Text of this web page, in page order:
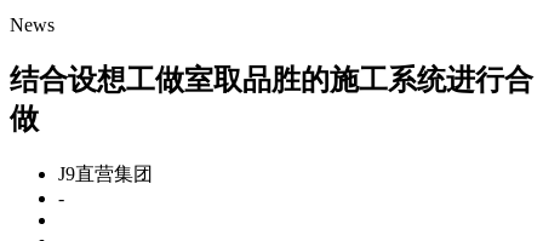
News
结合设想工做室取品胜的施工系统进行合
做
J9直营集团
-